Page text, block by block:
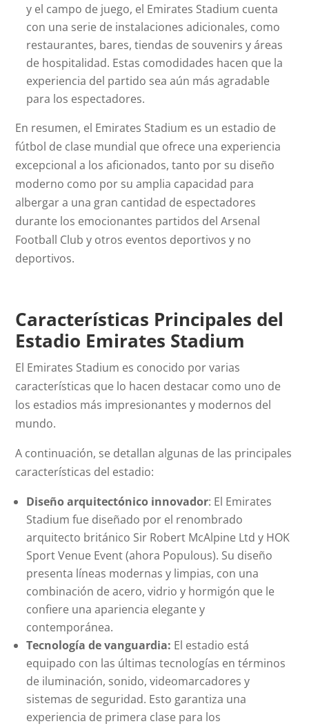
y el campo de juego, el Emirates Stadium cuenta
con una serie de instalaciones adicionales, como
restaurantes, bares, tiendas de souvenirs y áreas
de hospitalidad. Estas comodidades hacen que la
experiencia del partido sea aún más agradable
para los espectadores.
En resumen, el Emirates Stadium es un estadio de
fútbol de clase mundial que ofrece una experiencia
excepcional a los aficionados, tanto por su diseño
moderno como por su amplia capacidad para
albergar a una gran cantidad de espectadores
durante los emocionantes partidos del Arsenal
Football Club y otros eventos deportivos y no
deportivos.
Características Principales del
Estadio Emirates Stadium
El Emirates Stadium es conocido por varias
características que lo hacen destacar como uno de
los estadios más impresionantes y modernos del
mundo.
A continuación, se detallan algunas de las principales
características del estadio:
Diseño arquitectónico innovador: El Emirates
Stadium fue diseñado por el renombrado
arquitecto británico Sir Robert McAlpine Ltd y HOK
Sport Venue Event (ahora Populous). Su diseño
presenta líneas modernas y limpias, con una
combinación de acero, vidrio y hormigón que le
confiere una apariencia elegante y
contemporánea.
Tecnología de vanguardia: El estadio está
equipado con las últimas tecnologías en términos
de iluminación, sonido, videomarcadores y
sistemas de seguridad. Esto garantiza una
experiencia de primera clase para los